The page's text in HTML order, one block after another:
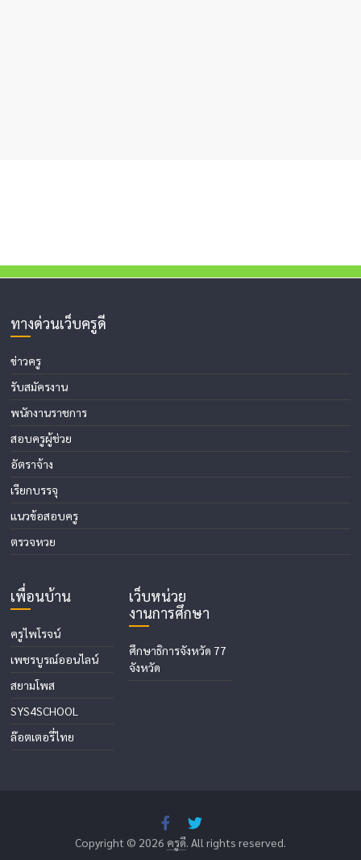
ทางด่วนเว็บครูดี
ข่าวครู
รับสมัครงาน
พนักงานราชการ
สอบครูผู้ช่วย
อัตราจ้าง
เรียกบรรจุ
แนวข้อสอบครู
ตรวจหวย
เพื่อนบ้าน
ครูไพโรจน์
เพชรบูรณ์ออนไลน์
สยามโพส
SYS4SCHOOL
ล๊อตเตอรี่ไทย
เว็บหน่วย
งานการศึกษา
ศึกษาธิการจังหวัด 77
จังหวัด
Copyright © 2026 ครูดี. All rights reserved.